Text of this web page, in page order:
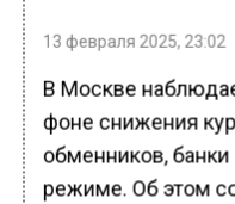
13 февраля 2025, 23:02
В Москве
фоне снижения
обменников,
режиме. Об этом